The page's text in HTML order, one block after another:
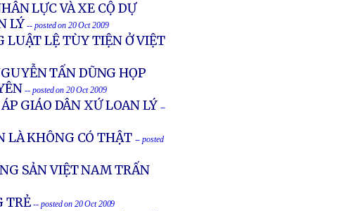
LỰC VÀ XE CỘ DỰ
LÝ -- posted on 20 Oct 2009
LUẬT LỆ TÙY TIỆN Ở VIỆT
TẤN DŨNG HỌP
-- posted on 20 Oct 2009
GIÁO DÂN XỨ LOAN LÝ --
LÀ KHÔNG CÓ THẬT -- posted
SẢN VIỆT NAM TRẤN
TRẺ -- posted on 20 Oct 2009